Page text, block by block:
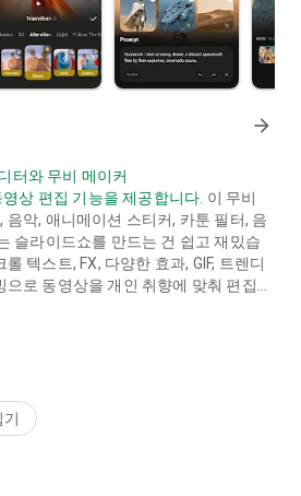
arrow_forward
터와 무비 메이커
영상 편집 기능을 제공합니다 . 이 무비
악, 애니메이션 스티커, 카툰 필터, 음
슬라이드쇼를 만드는 건 쉽고 재밌습
텍스트, FX, 다양한 효과, GIF, 트렌디
로 동영상을 개인 취향에 맞춰 편집할
윈과 같은 소중한 순간들을 기록하세
오 에디터인 이유?
를 위한 실용적인 동영상 편집 앱 & 무
서 선명한 오디오를 추출하여 음악으로